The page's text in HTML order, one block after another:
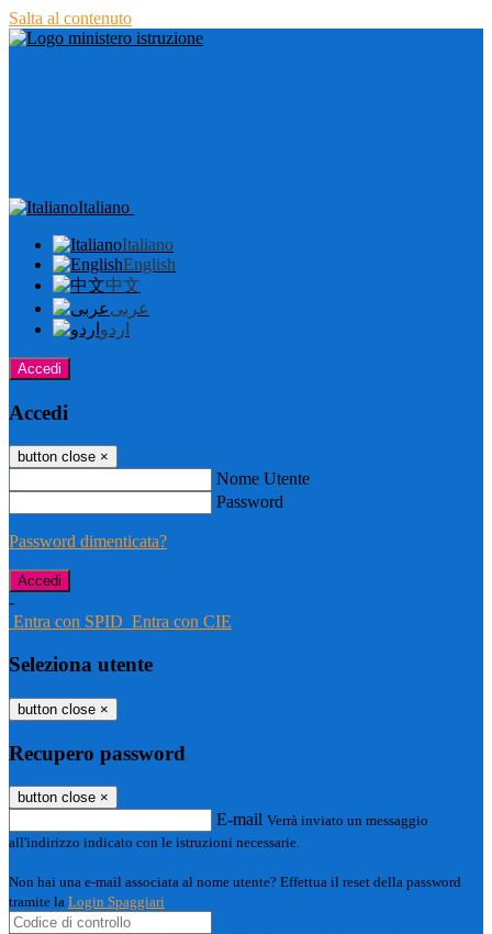
Salta al contenuto
Italiano
Italiano
English
中文
عربى
اردو
Accedi
Accedi
button close ×
Nome Utente
Password
Password dimenticata?
-
Entra con SPID Entra con CIE
Seleziona utente
button close ×
Recupero password
button close ×
E-mail Verrà inviato un messaggio
all'indirizzo indicato con le istruzioni necessarie.
Non hai una e-mail associata al nome utente? Effettua il reset della password
tramite la Login Spaggiari